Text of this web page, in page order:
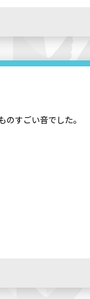
すごい音でした。